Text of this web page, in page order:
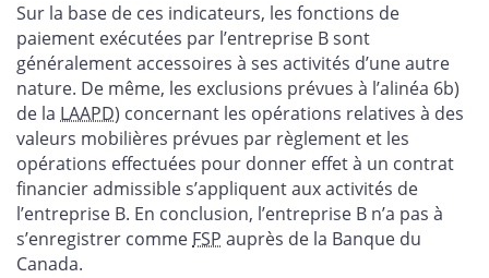
Sur la base de ces indicateurs, les fonctions de
paiement exécutées par l’entreprise B sont
généralement accessoires à ses activités d’une autre
nature. De même, les exclusions prévues à l’alinéa 6b)
de la LAAPD) concernant les opérations relatives à des
valeurs mobilières prévues par règlement et les
opérations effectuées pour donner effet à un contrat
financier admissible s’appliquent aux activités de
l’entreprise B. En conclusion, l’entreprise B n’a pas à
s’enregistrer comme FSP auprès de la Banque du
Canada.